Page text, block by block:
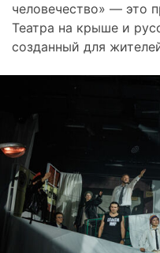
человечество» — это
Театра на крыше и
созданный для